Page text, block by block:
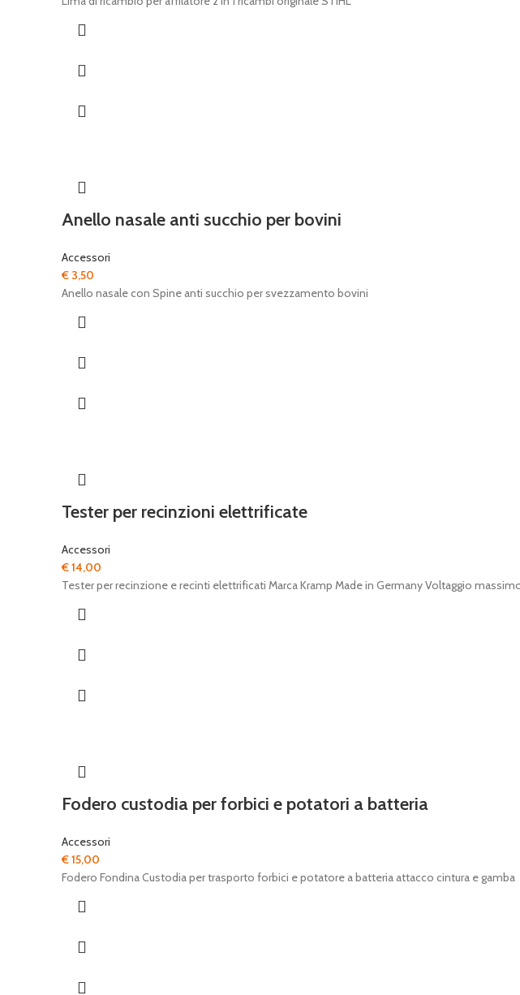
Anello nasale anti succhio per bovini
Accessori
€ 3,50
Anello nasale con Spine anti succhio per svezzamento bovini
Tester per recinzioni elettrificate
Accessori
€14,00
Tester per recinzione e recinti elettrificati Marca Kramp Made in Germany Voltaggio
Fodero custodia per forbici e potatori a batteria
Accessori
€15,00
Fodero Fondina Custodia per trasporto forbici e potatore a batteria attacco cintura e gamba